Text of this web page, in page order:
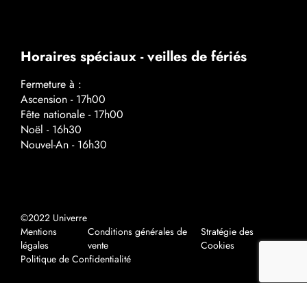
Horaires spéciaux - veilles de fériés
Fermeture à :
Ascension - 17h00
Fête nationale - 17h00
Noël - 16h30
Nouvel-An - 16h30
©2022 Univerre
Mentions
légales
Conditions générales de
vente
Stratégie des
Cookies
Politique de Confidentialité